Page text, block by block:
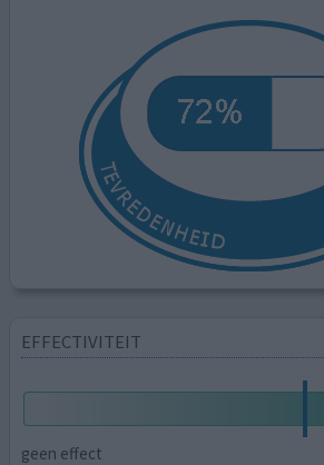
EFFECTIVITEIT
geen effect